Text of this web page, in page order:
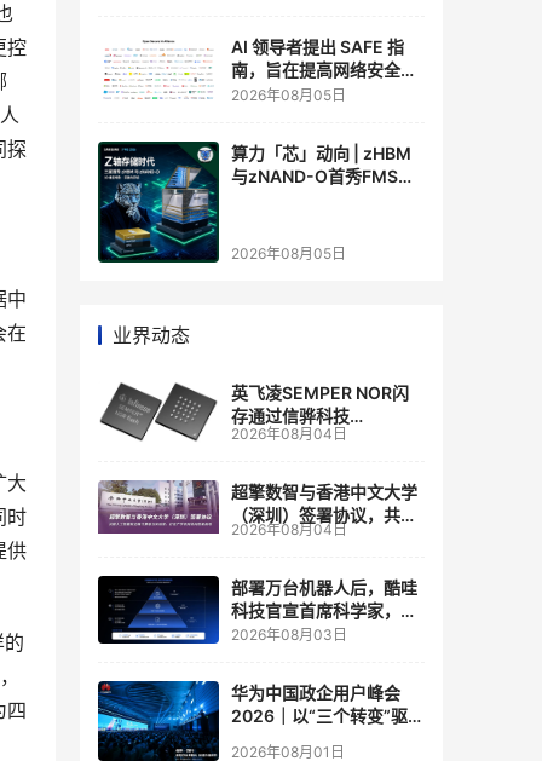
控
探
中
在
大
时
供
四
AI 领导者提出 SAFE 指
南，旨在提高网络安全透
明度
2026年08月05日
算力「芯」动向 | zHBM
与zNAND-O首秀FMS
个维度，z轴算盘的魅力
2026年08月05日
业界动态
英飞凌SEMPER NOR闪
存通过信骅科技
AST2700 BMC认证，全
管理
2026年08月04日
超擎数智与香港中文大学
（深圳）签署协议，共建
人工智能和边缘计算联合
2026年08月04日
部署万台机器人后，酷哇
科技官宣首席科学家，要
让世界模型交付生产力
2026年08月03日
华为中国政企用户峰会
2026｜以“三个转变”驱动
2026年08月01日